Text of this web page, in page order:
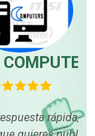
todas tus